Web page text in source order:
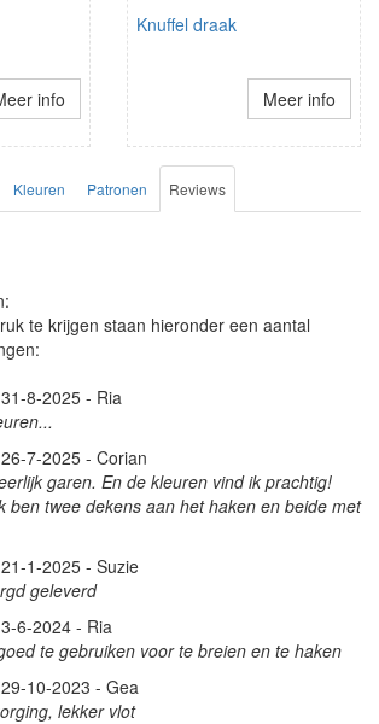
info
Knuffel draak
Meer info
Kleuren Patronen Reviews
te krijgen staan hieronder een aantal
31-8-2025 - Ria
26-7-2025 - Corian
garen. En de kleuren vind ik prachtig!
ben twee dekens aan het haken en beide met
21-1-2025 - Suzie
geleverd
3-6-2024 - Ria
te gebruiken voor te breien en te haken
29-10-2023 - Gea
lekker vlot